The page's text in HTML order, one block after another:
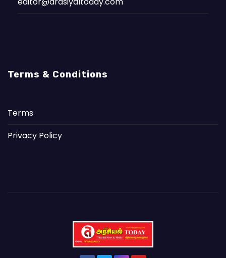
Terms & Conditions
Terms
Privacy Policy